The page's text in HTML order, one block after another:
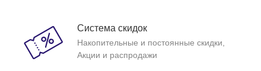
Система скидок
Накопительные и постоянные скидки,
Акции и распродажи